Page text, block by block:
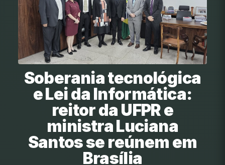
Soberania tecnológica
e Lei da Informática:
reitor da UFPR e
ministra Luciana
Santos se reúnem em
Brasília